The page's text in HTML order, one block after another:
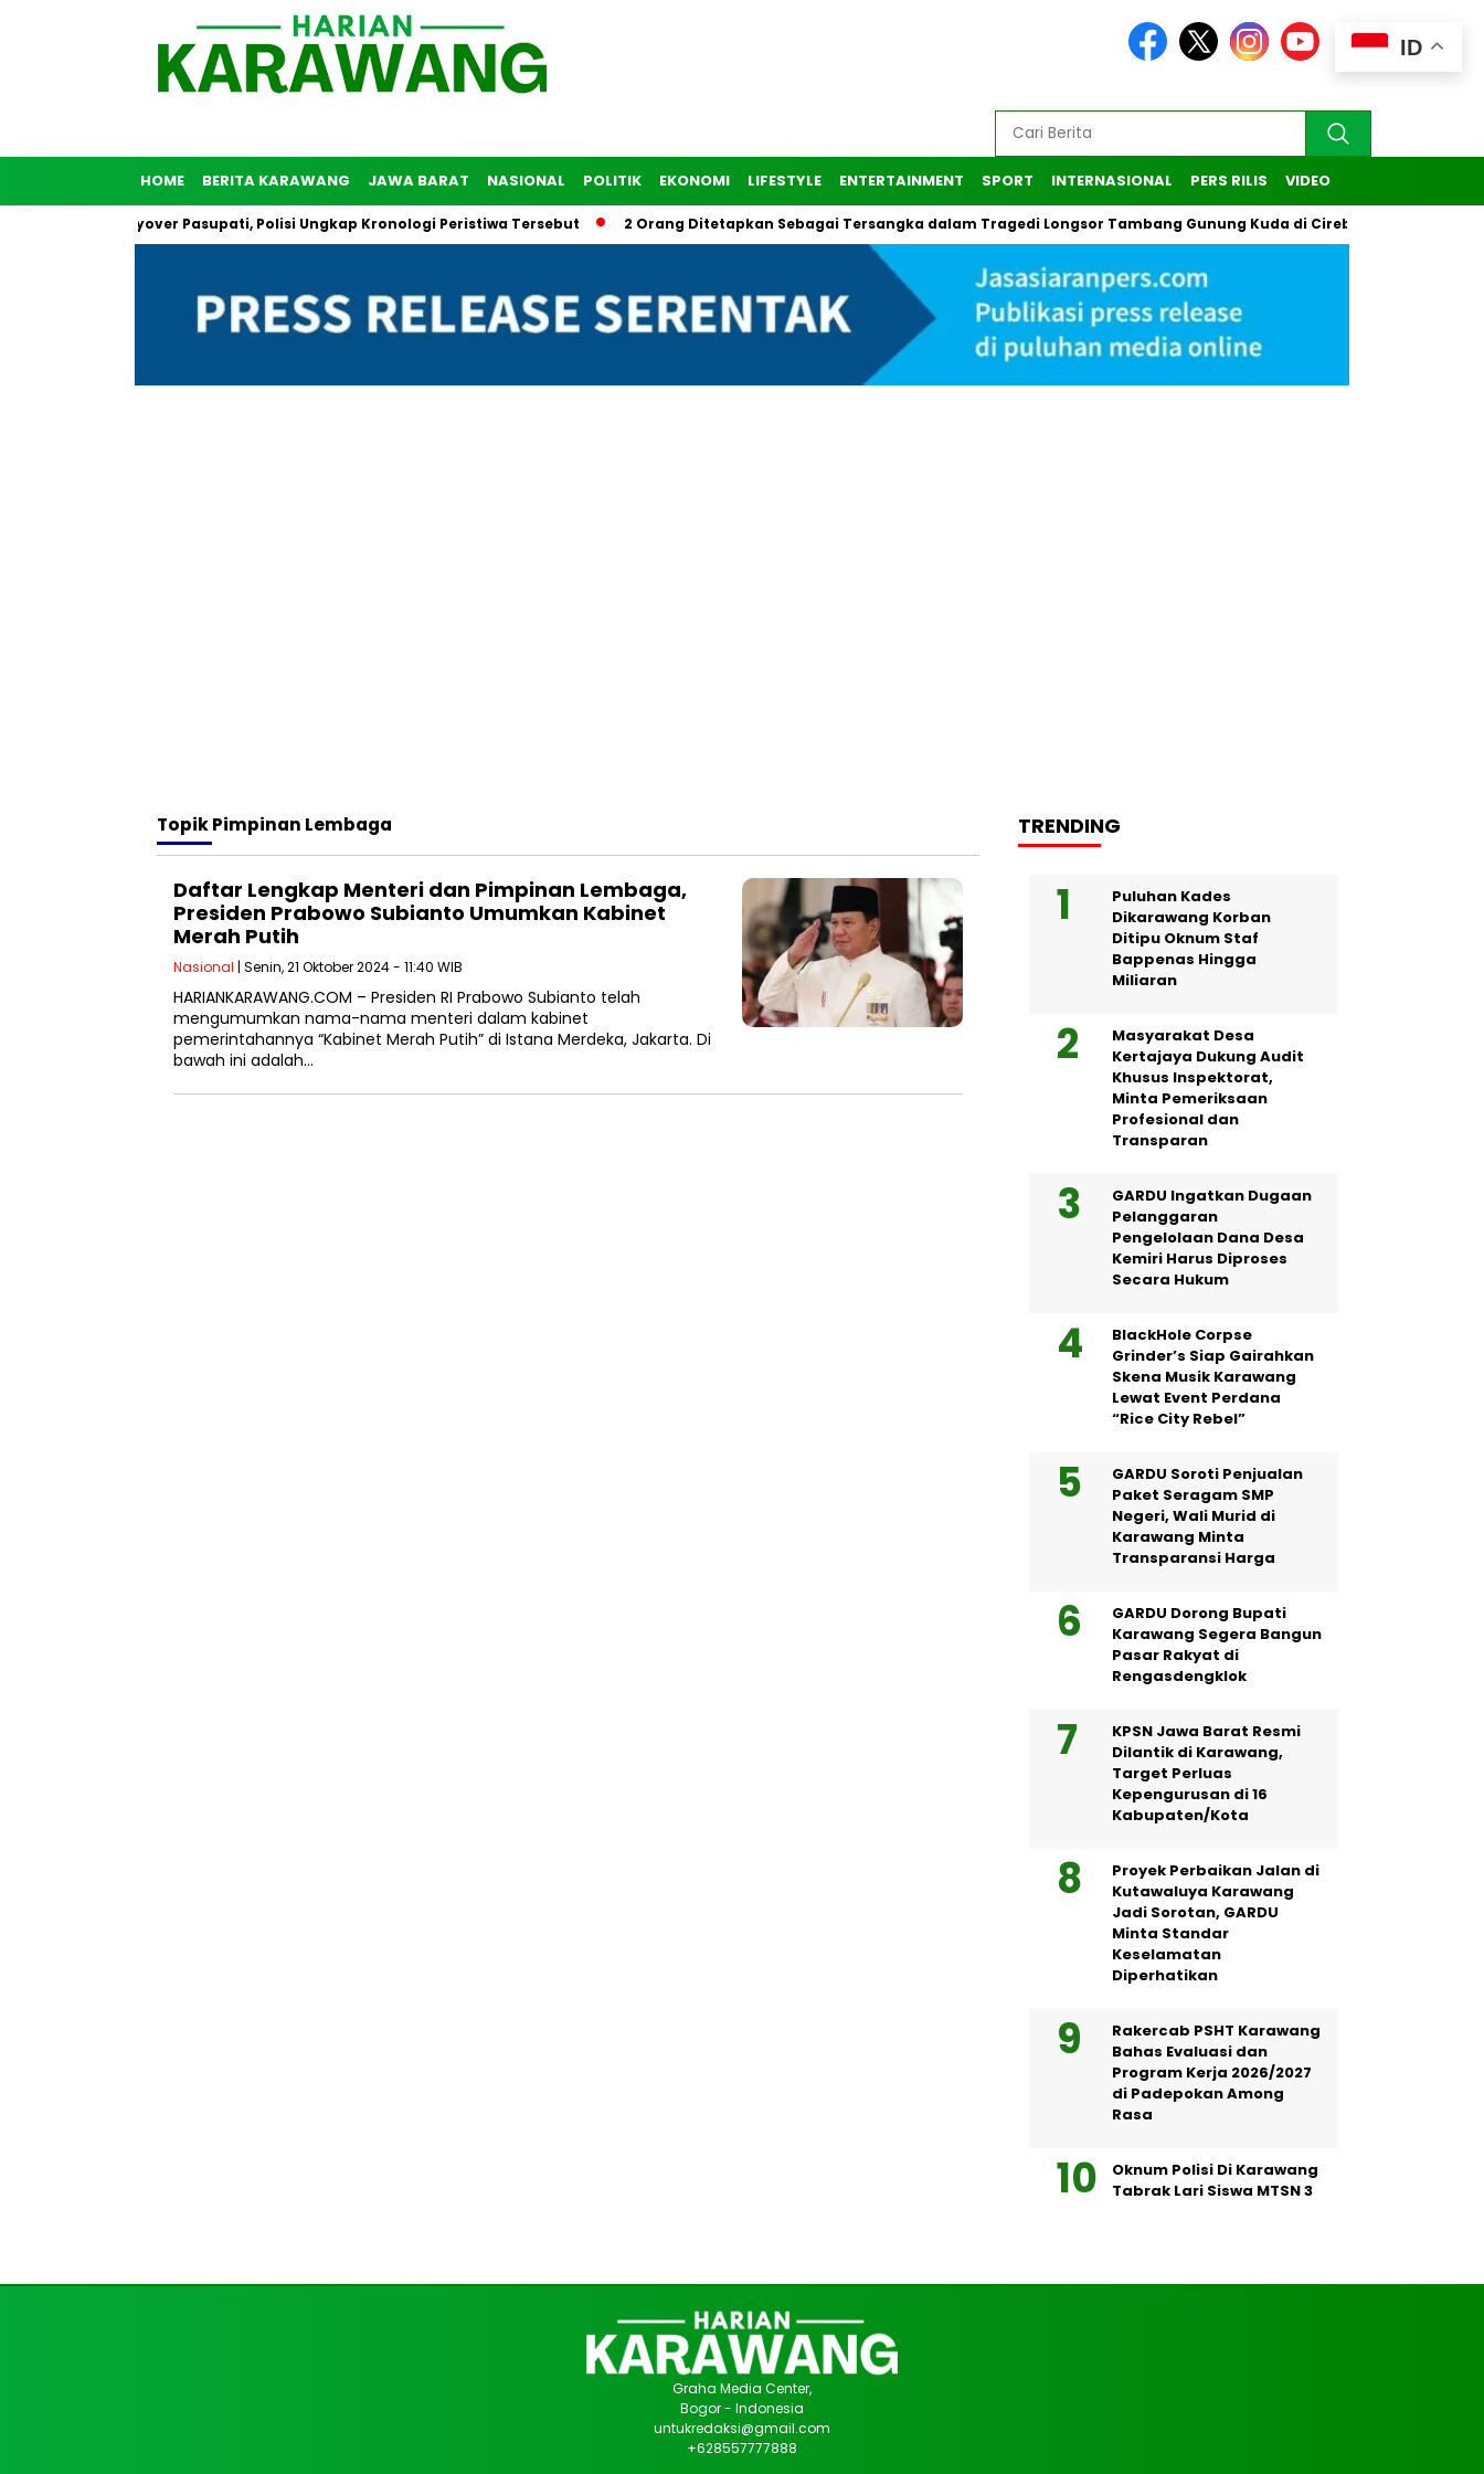
HOME BERITA KARAWANG JAWA BARAT NASIONAL POLITIK EKONOMI LIFESTYLE ENTERTAINMENT SPORT INTERNASIONAL PERS RILIS VIDEO
Diri di Flyover Pasupati, Polisi Ungkap Kronologi Peristiwa Tersebut 2 Orang Ditetapkan Sebagai Tersangka dalam Tragedi Longsor Tambang Gunung Kuda di Cirebon
TopikPimpinan Lembaga
Daftar Lengkap Menteri dan Pimpinan Lembaga,
Presiden Prabowo Subianto Umumkan Kabinet
Merah Putih
Nasional | Senin, 21 Oktober 2024 - 11:40 WIB
HARIANKARAWANG.COM – Presiden RI Prabowo Subianto telah
mengumumkan nama-nama menteri dalam kabinet
pemerintahannya “Kabinet Merah Putih” di Istana Merdeka, Jakarta. Di
bawah ini adalah…
TRENDING
Puluhan Kades
Dikarawang Korban
Ditipu Oknum Staf
Bappenas Hingga
Miliaran
Masyarakat Desa
Kertajaya Dukung Audit
Khusus Inspektorat,
Minta Pemeriksaan
Profesional dan
Transparan
GARDU Ingatkan Dugaan
Pelanggaran
Pengelolaan Dana Desa
Kemiri Harus Diproses
Secara Hukum
BlackHole Corpse
Grinder’s Siap Gairahkan
Skena Musik Karawang
Lewat Event Perdana
“Rice City Rebel”
GARDU Soroti Penjualan
Paket Seragam SMP
Negeri, Wali Murid di
Karawang Minta
Transparansi Harga
GARDU Dorong Bupati
Karawang Segera Bangun
Pasar Rakyat di
Rengasdengklok
KPSN Jawa Barat Resmi
Dilantik di Karawang,
Target Perluas
Kepengurusan di 16
Kabupaten/Kota
Proyek Perbaikan Jalan di
Kutawaluya Karawang
Jadi Sorotan, GARDU
Minta Standar
Keselamatan
Diperhatikan
Rakercab PSHT Karawang
Bahas Evaluasi dan
Program Kerja 2026/2027
di Padepokan Among
Rasa
Oknum Polisi Di Karawang
Tabrak Lari Siswa MTSN 3
ID
Graha Media Center,
Bogor - Indonesia
untukredaksi@gmail.com
+628557777888